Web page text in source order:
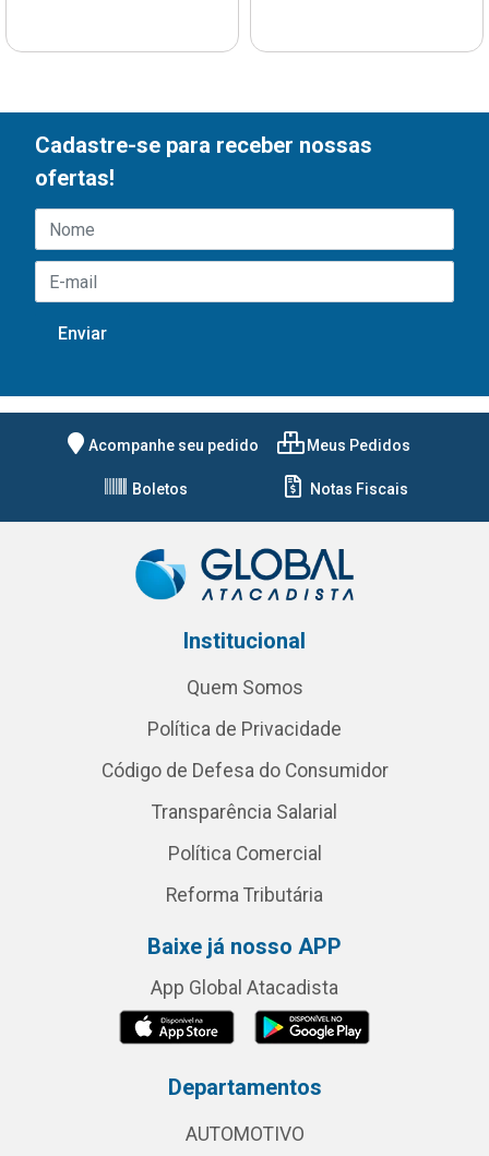
Cadastre-se para receber nossas
ofertas!
Acompanhe seu pedido Meus Pedidos
Boletos Notas Fiscais
Institucional
Quem Somos
Política de Privacidade
Código de Defesa do Consumidor
Transparência Salarial
Política Comercial
Reforma Tributária
Baixe já nosso APP
App Global Atacadista
Departamentos
AUTOMOTIVO